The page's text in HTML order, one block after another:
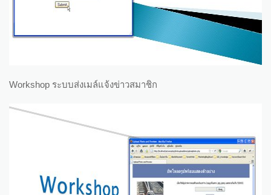
Workshop ระบบส่งเมล์แจ้งข่าวสมาชิก